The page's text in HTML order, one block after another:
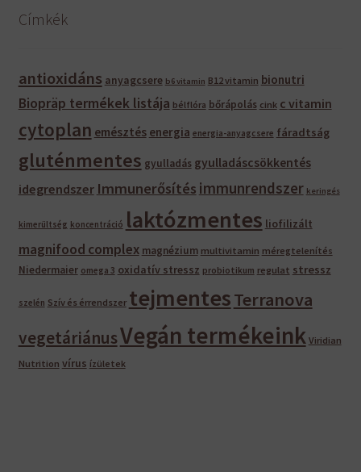
Címkék
antioxidáns anyagcsere b6 vitamin B12 vitamin bionutri
Biopräp termékek listája bélflóra bőrápolás cink c vitamin
cytoplan emésztés energia energia-anyagcsere fáradtság
gluténmentes gyulladás gyulladáscsökkentés
idegrendszer Immunerősítés immunrendszer keringés
kimerültség koncentráció laktózmentes liofilizált
magnifood complex magnézium multivitamin méregtelenítés
Niedermaier omega 3 oxidatív stressz probiotikum regulat stressz
szelén Szív és érrendszer tejmentesTerranova
vegetáriánusVegán termékeink Viridian
Nutrition vírus ízületek